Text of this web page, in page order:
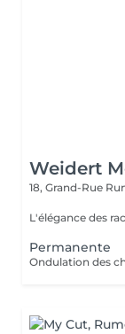
Weidert
18, Grand-Rue
L'élégance des
Permanente